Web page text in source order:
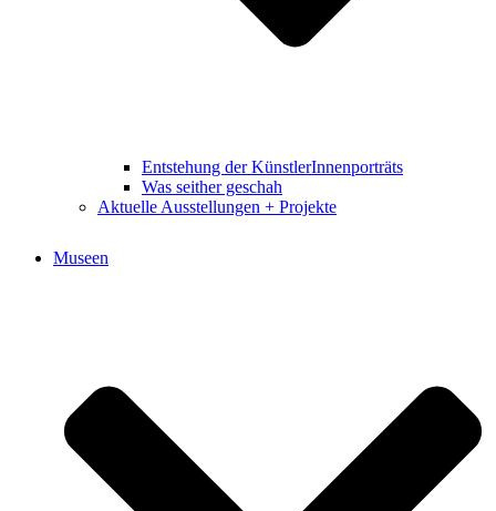
Entstehung der KünstlerInnenporträts
Was seither geschah
Aktuelle Ausstellungen + Projekte
Museen